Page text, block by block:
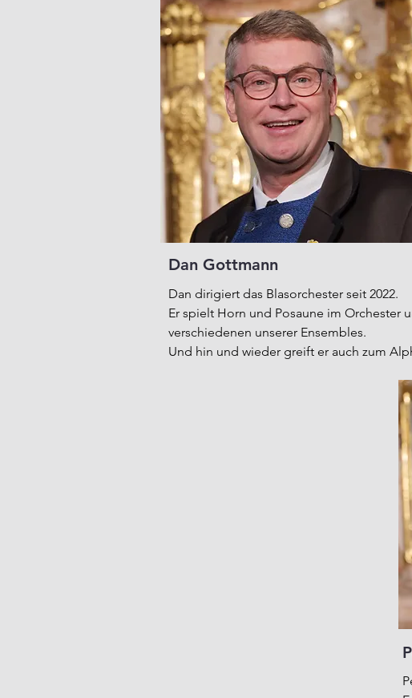
Dan Gottmann
Dan dirigiert das Blasorchester seit 2022.
Er spielt Horn und Posaune im Orchester
verschiedenen unserer Ensembles.
Und hin und wieder greift er auch zum